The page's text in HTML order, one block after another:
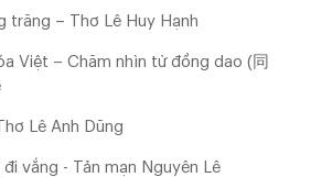
trăng – Thơ Lê Huy Hạnh
Việt – Chăm nhìn từ đồng dao (同
Lê Anh Dũng
đi vắng - Tản mạn Nguyên Lê